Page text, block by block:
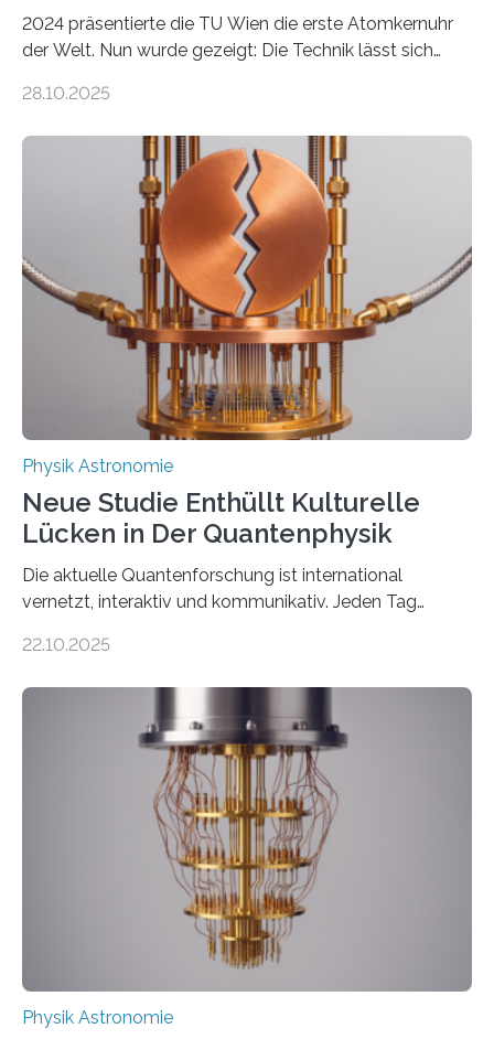
2024 präsentierte die TU Wien die erste Atomkernuhr
der Welt. Nun wurde gezeigt: Die Technik lässt sich
fundamentalen Physik nachzugehen. Thorium-
Messungen verwenden. Das hatte man jahrzehntelang
vermutet, weltweit war nach den passenden
Atomkern-Zuständen gesucht worden, 2024 gelang
einem Team der TU Wien mit Unterstützung
internationaler Partner der entscheidende Durchbruch:
Der lange diskutierte Thorium-Kernübergang wurde
gefunden. Kurz darauf konnte man zeigen, dass sich
Thorium tatsächlich nutzen lässt, um hochpräzise…
28.10.2025
Physik Astronomie
Neue Studie Enthüllt Kulturelle
Lücken in Der Quantenphysik
Die aktuelle Quantenforschung ist international
vernetzt, interaktiv und kommunikativ. Jeden Tag
oft von Autor*innen, die eng zusammenarbeiten. Neue
werden schnell weiterentwickelt. Dies ist der Alltag in
der Forschung der Quantentheorie, die dieses Jahr 100
Jahre alt geworden ist, weshalb die UNESCO 2025 zum
Internationalen Jahr der Quantenwissenschaft und -
technologie ausgerufen hat. Doch nun hat eine
internationale Forschungsgruppe um den
22.10.2025
Physik Astronomie